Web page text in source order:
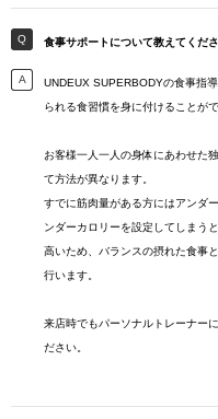
食事サポートについて教えてくださ
UNDEUX SUPERBODYの食事指
られる食習慣を身に付けることがで
お客様一人一人の身体にあわせた
て方法が異なります。
すでに筋肉量がある方にはアンダ
ンダーカロリーを設定してしまう
高いため、バランスの摂れた食事
行います。
来店時でもパーソナルトレーナー
ださい。